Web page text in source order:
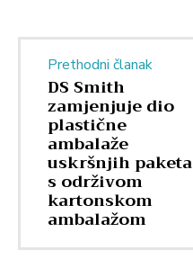
Prethodni članak
DS Smith
zamjenjuje dio
plastične
ambalaže
uskršnjih paketa
s održivom
kartonskom
ambalažom